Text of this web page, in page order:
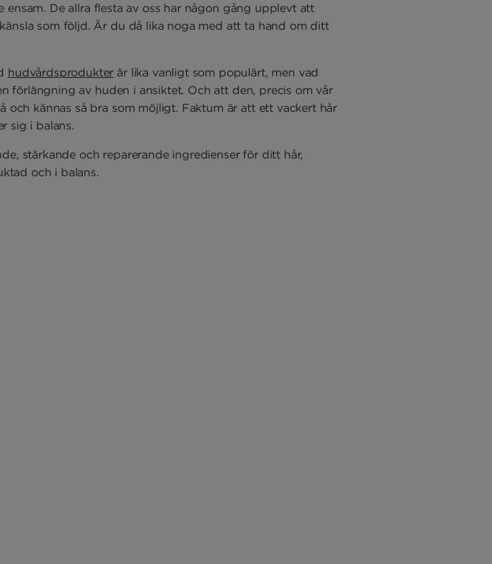
De allra flesta av oss har någon gång upplevt att
som följd. Är du då lika noga med att ta hand om ditt
hudvårdsprodukter är lika vanligt som populärt, men vad
förlängning av huden i ansiktet. Och att den, precis om vår
kännas så bra som möjligt. Faktum är att ett vackert hår
sig i balans.
stärkande och reparerande ingredienser för ditt hår,
och i balans.